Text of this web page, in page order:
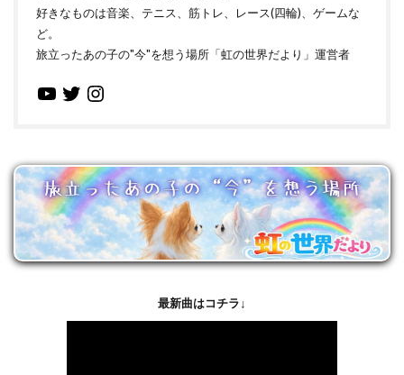
好きなものは音楽、テニス、筋トレ、レース(四輪)、ゲームな
ど。
旅立ったあの子の"今"を想う場所「虹の世界だより」運営者
最新曲はコチラ↓